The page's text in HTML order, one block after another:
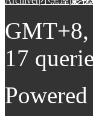
GMT+8,
17